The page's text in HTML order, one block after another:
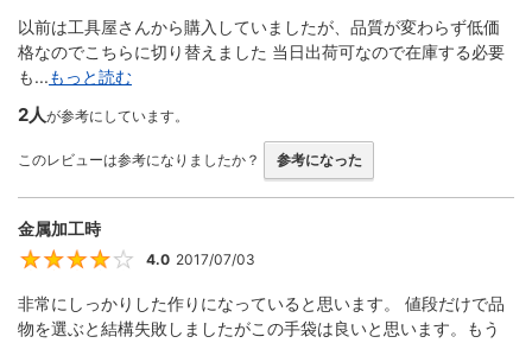
以前は工具屋さんから購入していましたが、品質が変わらず低価
格なのでこちらに切り替えました 当日出荷可なので在庫する必要
も...もっと読む
2人が参考にしています。
このレビューは参考になりましたか？ 参考になった
金属加工時
4
4.0 2017/07/03
非常にしっかりした作りになっていると思います。 値段だけで品
物を選ぶと結構失敗しましたがこの手袋は良いと思います。もう